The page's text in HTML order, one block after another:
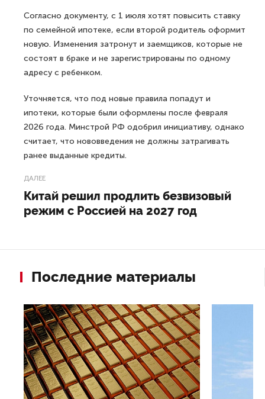
Согласно документу, с 1 июля хотят повысить ставку
по семейной ипотеке, если второй родитель оформит
новую. Изменения затронут и заемщиков, которые не
состоят в браке и не зарегистрированы по одному
адресу с ребенком.
Уточняется, что под новые правила попадут и
ипотеки, которые были оформлены после февраля
2026 года. Минстрой РФ одобрил инициативу, однако
считает, что нововведения не должны затрагивать
ранее выданные кредиты.
ДАЛЕЕ
Китай решил продлить безвизовый
режим с Россией на 2027 год
Последние материалы